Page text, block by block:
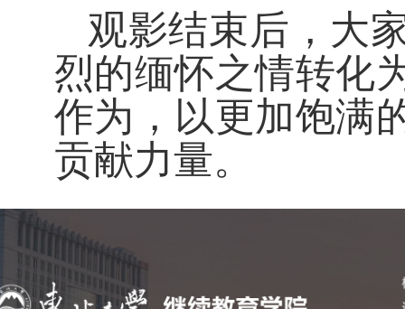
观影结束后，大
烈的缅怀之情转化
作为， 以更加饱满
贡献力量。